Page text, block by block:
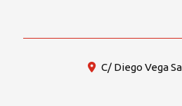
C/ Diego Vega